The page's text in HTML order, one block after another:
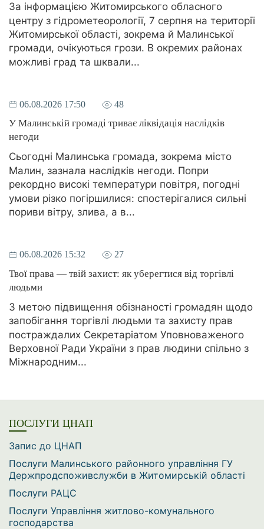
За інформацією Житомирського обласного
центру з гідрометеорології, 7 серпня на території
Житомирської області, зокрема й Малинської
громади, очікуються грози. В окремих районах
можливі град та шквали...
06.08.2026 17:50 48
У Малинській громаді триває ліквідація наслідків
негоди
Сьогодні Малинська громада, зокрема місто
Малин, зазнала наслідків негоди. Попри
рекордно високі температури повітря, погодні
умови різко погіршилися: спостерігалися сильні
пориви вітру, злива, а в...
06.08.2026 15:32 27
Твої права — твій захист: як уберегтися від торгівлі
людьми
З метою підвищення обізнаності громадян щодо
запобігання торгівлі людьми та захисту прав
постраждалих Секретаріатом Уповноваженого
Верховної Ради України з прав людини спільно з
Міжнародним...
ПОСЛУГИ ЦНАП
Запис до ЦНАП
Послуги Малинського районного управління ГУ
Держпродспоживслужби в Житомирській області
Послуги РАЦС
Послуги Управління житлово-комунального
господарства